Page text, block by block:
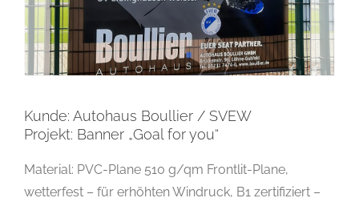
Kunde: Autohaus Boullier / SVEW
Projekt: Banner „Goal for you“
Material: PVC-Plane 510 g/qm Frontlit-Plane,
wetterfest – für erhöhten Windruck, B1 zertifiziert –